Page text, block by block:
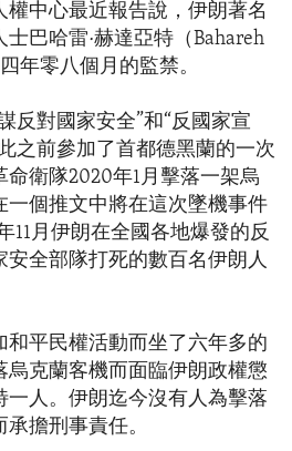
中心最近報告說，伊朗著名
巴哈雷·赫達亞特（Bahareh
年零八個月的監禁。
反對國家安全”和“反國家宣
之前參加了首都德黑蘭的一次
衛隊2020年1月擊落一架烏
一個推文中將在這次墜機事件
11月伊朗在全國各地爆發的反
安全部隊打死的數百名伊朗人
平民權活動而坐了六年多的
烏克蘭客機而面臨伊朗政權懲
一人。伊朗迄今沒有人為擊落
擔刑事責任。